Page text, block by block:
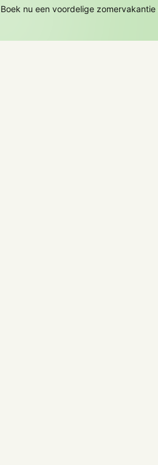
Boek nu een voordelige